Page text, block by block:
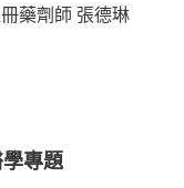
藥劑師 張德琳
專題